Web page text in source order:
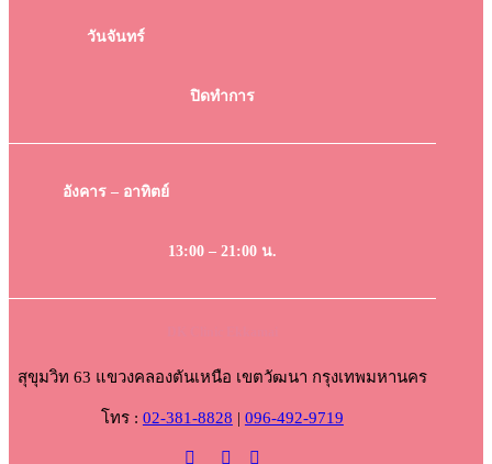
วันจันทร์
ปิดทำการ
อังคาร – อาทิตย์
13:00 – 21:00 น.
สุขุมวิท 63 แขวงคลองตันเหนือ เขตวัฒนา กรุงเทพมหานคร
โทร : 02-381-8828 | 096-492-9719